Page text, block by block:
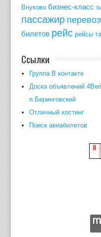
Внуково бизнес-класс
пассажир
билетов рейс рейсы
Ссылки
Группа В контакте
Доска объявлений
п.Беринговский
Отличный хостинг
Поиск авиабилетов